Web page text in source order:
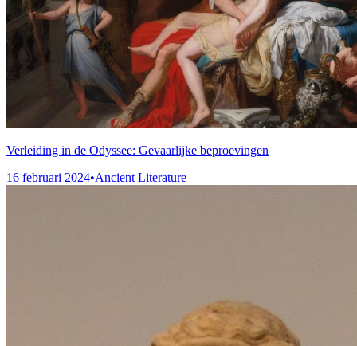
Verleiding in de Odyssee: Gevaarlijke beproevingen
16 februari 2024•Ancient Literature